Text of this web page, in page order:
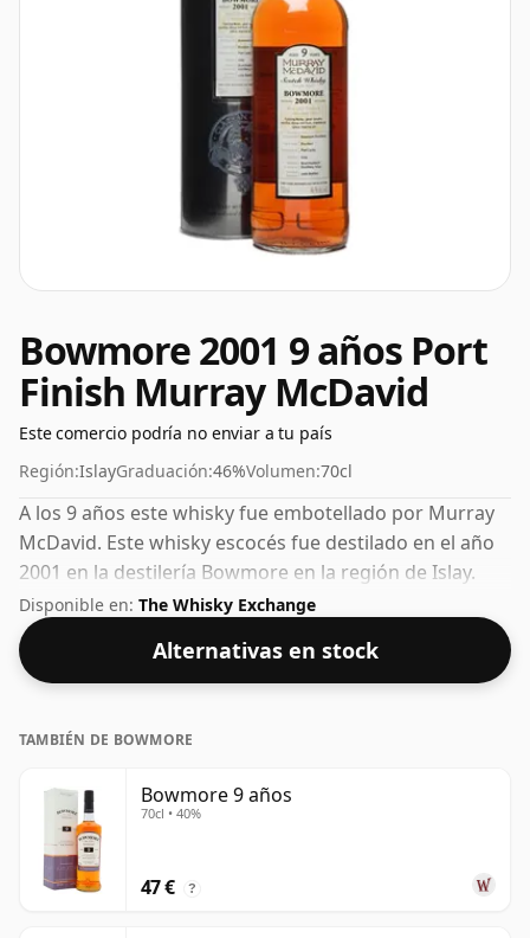
Bowmore 2001 9 años Port
Finish Murray McDavid
Este comercio podría no enviar a tu país
Región:IslayGraduación:46%Volumen:70cl
A los 9 años este whisky fue embotellado por Murray
McDavid. Este whisky escocés fue destilado en el año
2001 en la destilería Bowmore en la región de Islay.
Viene en una botella normal de 70 cl y se embotella
con un ABV saludable del 46%.
Disponible en: The Whisky Exchange
Alternativas en stock
TAMBIÉN DE BOWMORE
Bowmore 9 años
70cl • 40%
47 € ?